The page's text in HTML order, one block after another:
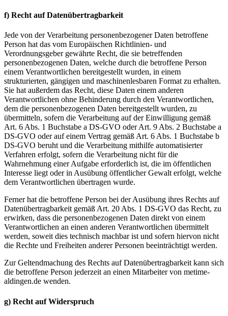
f) Recht auf Datenübertragbarkeit
Jede von der Verarbeitung personenbezogener Daten betroffene
Person hat das vom Europäischen Richtlinien- und
Verordnungsgeber gewährte Recht, die sie betreffenden
personenbezogenen Daten, welche durch die betroffene Person
einem Verantwortlichen bereitgestellt wurden, in einem
strukturierten, gängigen und maschinenlesbaren Format zu erhalten.
Sie hat außerdem das Recht, diese Daten einem anderen
Verantwortlichen ohne Behinderung durch den Verantwortlichen,
dem die personenbezogenen Daten bereitgestellt wurden, zu
übermitteln, sofern die Verarbeitung auf der Einwilligung gemäß
Art. 6 Abs. 1 Buchstabe a DS-GVO oder Art. 9 Abs. 2 Buchstabe a
DS-GVO oder auf einem Vertrag gemäß Art. 6 Abs. 1 Buchstabe b
DS-GVO beruht und die Verarbeitung mithilfe automatisierter
Verfahren erfolgt, sofern die Verarbeitung nicht für die
Wahrnehmung einer Aufgabe erforderlich ist, die im öffentlichen
Interesse liegt oder in Ausübung öffentlicher Gewalt erfolgt, welche
dem Verantwortlichen übertragen wurde.
Ferner hat die betroffene Person bei der Ausübung ihres Rechts auf
Datenübertragbarkeit gemäß Art. 20 Abs. 1 DS-GVO das Recht, zu
erwirken, dass die personenbezogenen Daten direkt von einem
Verantwortlichen an einen anderen Verantwortlichen übermittelt
werden, soweit dies technisch machbar ist und sofern hiervon nicht
die Rechte und Freiheiten anderer Personen beeinträchtigt werden.
Zur Geltendmachung des Rechts auf Datenübertragbarkeit kann sich
die betroffene Person jederzeit an einen Mitarbeiter von metime-
aldingen.de wenden.
g) Recht auf Widerspruch